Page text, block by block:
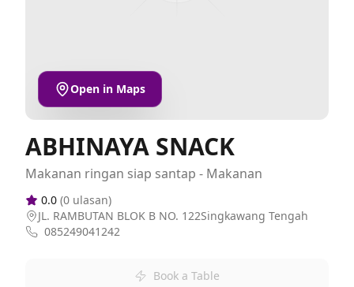
Open in Maps
ABHINAYA SNACK
Makanan ringan siap santap - Makanan
0.0 (0 ulasan)
JL. RAMBUTAN BLOK B NO. 122Singkawang Tengah
085249041242
Book a Table